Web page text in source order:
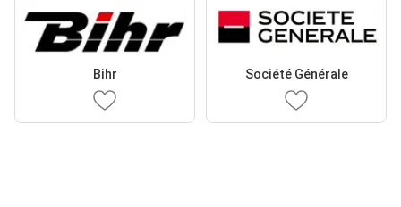
Bihr Société Générale